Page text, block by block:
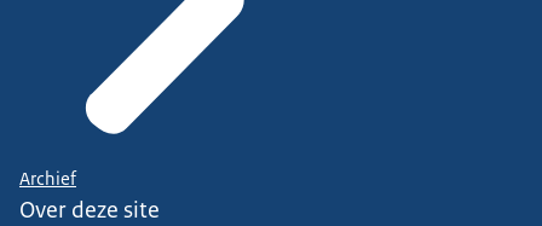
Archief
Over deze site